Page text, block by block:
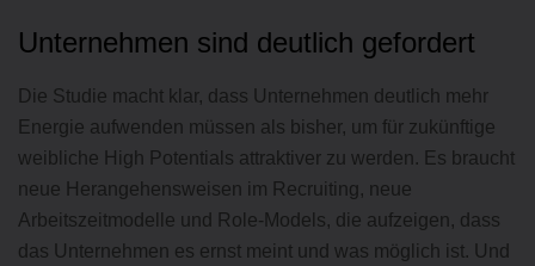
Unternehmen sind deutlich gefordert
Die Studie macht klar, dass Unternehmen deutlich mehr
Energie aufwenden müssen als bisher, um für zukünftige
weibliche High Potentials attraktiver zu werden. Es braucht
neue Herangehensweisen im Recruiting, neue
Arbeitszeitmodelle und Role-Models, die aufzeigen, dass
das Unternehmen es ernst meint und was möglich ist. Und